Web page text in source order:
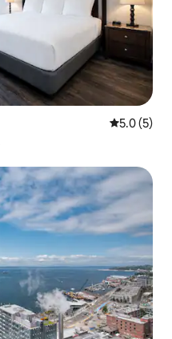
レビュー5
5.0 (5)